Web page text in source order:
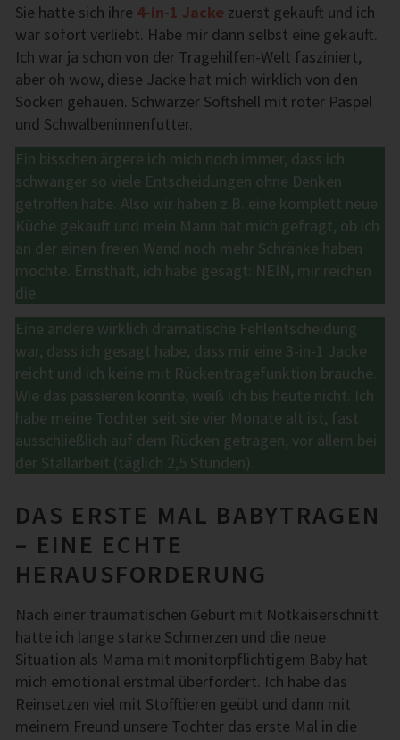
Sie hatte sich ihre 4-in-1 Jacke zuerst gekauft und ich
war sofort verliebt. Habe mir dann selbst eine gekauft.
Ich war ja schon von der Tragehilfen-Welt fasziniert,
aber oh wow, diese Jacke hat mich wirklich von den
Socken gehauen. Schwarzer Softshell mit roter Paspel
und Schwalbeninnenfutter.
Ein bisschen ärgere ich mich noch immer, dass ich
schwanger so viele Entscheidungen ohne Denken
getroffen habe. Also wir haben z.B. eine komplett neue
Küche gekauft und mein Mann hat mich gefragt, ob ich
an der einen freien Wand noch mehr Schränke haben
möchte. Ernsthaft, ich habe gesagt: NEIN, mir reichen
die.
Eine andere wirklich dramatische Fehlentscheidung
war, dass ich gesagt habe, dass mir eine 3-in-1 Jacke
reicht und ich keine mit Rückentragefunktion brauche.
Wie das passieren konnte, weiß ich bis heute nicht. Ich
habe meine Tochter seit sie vier Monate alt ist, fast
ausschließlich auf dem Rücken getragen, vor allem bei
der Stallarbeit (täglich 2,5 Stunden).
DAS ERSTE MAL BABYTRAGEN
– EINE ECHTE
HERAUSFORDERUNG
Nach einer traumatischen Geburt mit Notkaiserschnitt
hatte ich lange starke Schmerzen und die neue
Situation als Mama mit monitorpflichtigem Baby hat
mich emotional erstmal überfordert. Ich habe das
Reinsetzen viel mit Stofftieren geübt und dann mit
meinem Freund unsere Tochter das erste Mal in die